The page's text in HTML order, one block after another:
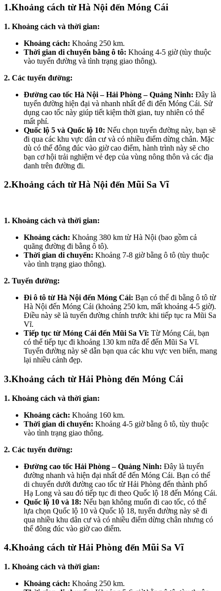
1.Khoảng cách từ Hà Nội đến Móng Cái
1. Khoảng cách và thời gian:
Khoảng cách: Khoảng 250 km.
Thời gian di chuyển bằng ô tô: Khoảng 4-5 giờ (tùy thuộc
vào tuyến đường và tình trạng giao thông).
2. Các tuyến đường:
Đường cao tốc Hà Nội – Hải Phòng – Quảng Ninh: Đây là
tuyến đường hiện đại và nhanh nhất để đi đến Móng Cái. Sử
dụng cao tốc này giúp tiết kiệm thời gian, tuy nhiên có thể
mất phí.
Quốc lộ 5 và Quốc lộ 10: Nếu chọn tuyến đường này, bạn sẽ
đi qua các khu vực dân cư và có nhiều điểm dừng chân. Mặc
dù có thể đông đúc vào giờ cao điểm, hành trình này sẽ cho
bạn cơ hội trải nghiệm vẻ đẹp của vùng nông thôn và các địa
danh trên đường đi.
2.Khoảng cách từ Hà Nội đến Mũi Sa Vĩ
1. Khoảng cách và thời gian:
Khoảng cách: Khoảng 380 km từ Hà Nội (bao gồm cả
quãng đường đi bằng ô tô).
Thời gian di chuyển: Khoảng 7-8 giờ bằng ô tô (tùy thuộc
vào tình trạng giao thông).
2. Tuyến đường:
Đi ô tô từ Hà Nội đến Móng Cái: Bạn có thể đi bằng ô tô từ
Hà Nội đến Móng Cái (khoảng 250 km, mất khoảng 4-5 giờ).
Điều này sẽ là tuyến đường chính trước khi tiếp tục ra Mũi Sa
Vĩ.
Tiếp tục từ Móng Cái đến Mũi Sa Vĩ: Từ Móng Cái, bạn
có thể tiếp tục đi khoảng 130 km nữa để đến Mũi Sa Vĩ.
Tuyến đường này sẽ dẫn bạn qua các khu vực ven biển, mang
lại nhiều cảnh đẹp.
3.Khoảng cách từ Hải Phòng đến Móng Cái
1. Khoảng cách và thời gian:
Khoảng cách: Khoảng 160 km.
Thời gian di chuyển: Khoảng 4-5 giờ bằng ô tô, tùy thuộc
vào tình trạng giao thông.
2. Các tuyến đường:
Đường cao tốc Hải Phòng – Quảng Ninh: Đây là tuyến
đường nhanh và hiện đại nhất để đến Móng Cái. Bạn có thể
di chuyển dưới đường cao tốc từ Hải Phòng đến thành phố
Hạ Long và sau đó tiếp tục đi theo Quốc lộ 18 đến Móng Cái.
Quốc lộ 10 và 18: Nếu bạn không muốn đi cao tốc, có thể
lựa chọn Quốc lộ 10 và Quốc lộ 18, tuyến đường này sẽ đi
qua nhiều khu dân cư và có nhiều điểm dừng chân nhưng có
thể đông đúc vào giờ cao điểm.
4.Khoảng cách từ Hải Phòng đến Mũi Sa Vĩ
1. Khoảng cách và thời gian:
Khoảng cách: Khoảng 250 km.